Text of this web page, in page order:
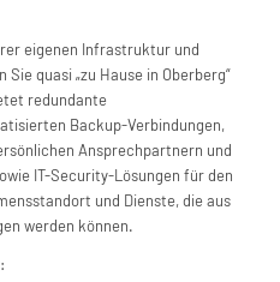
eigenen Infrastruktur und
quasi „zu Hause in Oberberg“
redundante
Backup-Verbindungen,
Ansprechpartnern und
IT-Security-Lösungen für den
und Dienste, die aus
werden können.